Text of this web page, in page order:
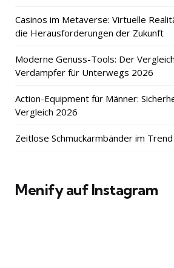
Casinos im Metaverse: Virtuelle
die Herausforderungen der Zukunft
Moderne Genuss-Tools: Der
Verdampfer für Unterwegs 2026
Action-Equipment für Männer:
Vergleich 2026
Zeitlose Schmuckarmbänder im
Menify auf Instagram